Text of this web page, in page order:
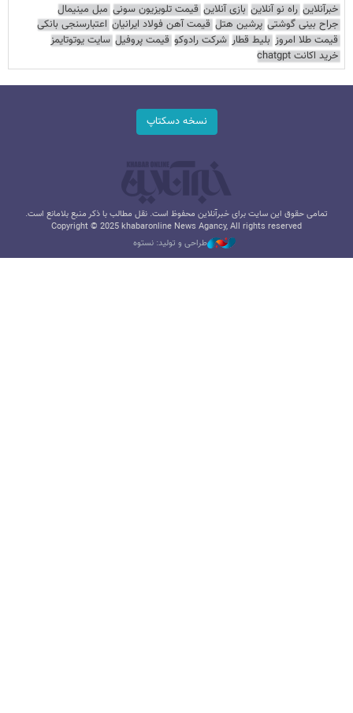
خبرآنلاین راه نو آنلاین بازی آنلاین قیمت تلویزیون سونی مبل مینیمال
جراح بینی گوشتی پرشین هتل قیمت آهن فولاد ایرانیان اعتبارسنجی بانکی
قیمت طلا امروز بلیط قطار شرکت رادوکو قیمت پروفیل سایت یوتوتایمز
خرید اکانت chatgpt
نسخه دسکتاپ
تمامی حقوق این سایت برای خبرآنلاین محفوظ است. نقل مطالب با ذکر منبع بلامانع است.
Copyright © 2025 khabaronline News Agancy, All rights reserved
طراحی و تولید: نستوه